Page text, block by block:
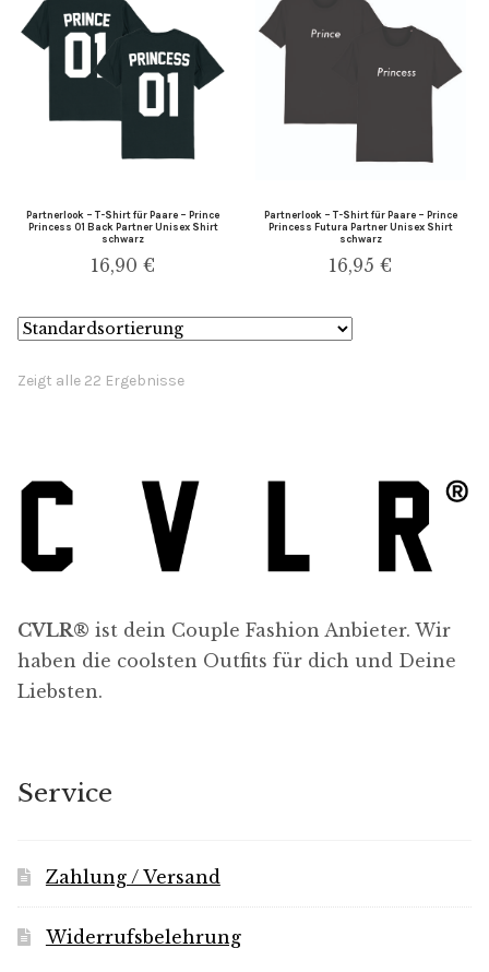
Partnerlook – T-Shirt für Paare – Prince
Princess 01 Back Partner Unisex Shirt
schwarz
16,90€
Partnerlook – T-Shirt für Paare – Prince
Princess Futura Partner Unisex Shirt
schwarz
16,95€
Zeigt alle 22 Ergebnisse
CVLR® ist dein Couple Fashion Anbieter. Wir
haben die coolsten Outfits für dich und Deine
Liebsten.
Service
Zahlung / Versand
Widerrufsbelehrung